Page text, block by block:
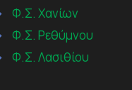
Φ.Σ. Χανίων
Φ.Σ. Ρεθύμνου
Φ.Σ. Λασιθίου